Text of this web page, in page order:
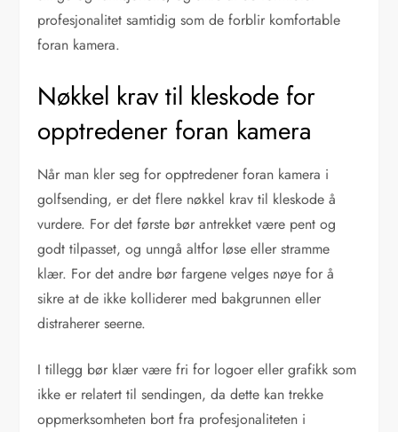
profesjonalitet samtidig som de forblir komfortable
foran kamera.
Nøkkel krav til kleskode for
opptredener foran kamera
Når man kler seg for opptredener foran kamera i
golfsending, er det flere nøkkel krav til kleskode å
vurdere. For det første bør antrekket være pent og
godt tilpasset, og unngå altfor løse eller stramme
klær. For det andre bør fargene velges nøye for å
sikre at de ikke kolliderer med bakgrunnen eller
distraherer seerne.
I tillegg bør klær være fri for logoer eller grafikk som
ikke er relatert til sendingen, da dette kan trekke
oppmerksomheten bort fra profesjonaliteten i